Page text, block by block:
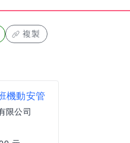
複製
機動安管
限公司